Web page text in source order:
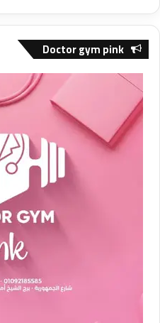
Doctor gym pink